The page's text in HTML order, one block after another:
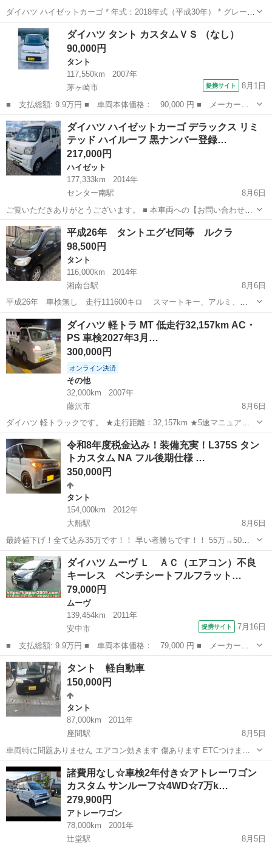
ダイハツ ハイゼットカーゴ * 年式：2018年式（平成30年） * グレー
ド：デラックス SA * 走行距離：123,000km * ミッション：AT（オー
トマチック） * 型式：EBD-S321V 現...
神奈川 相模原市 原当麻駅 ハイゼット
ダイハツ タント カスタムＶＳ （なし）
90,000円
タント
117,550km
2007年
茅ヶ崎市
提携サイト 8月1日
■ 支払総額: 9.9万円 ■ 車両本体価格： 90,000 円 ■ メーカー
名： ダイハツ ■ 車種名： タント ■ グレード名： カスタムＶ
Ｓ ■ 排気量： 660cc ■ ドア枚数： 5D ■ ミッション： AT4速...
神奈川 茅ヶ崎市
ダイハツ ハイゼットカーゴ デラックス リミ
テッド ハイルーフ 黒ナンバー登録…
217,000円
ハイゼット
177,333km
2014年
センター南駅
8月6日
ご覧いただきありがとうございます。 ■ 本車両への【お問い合わせ】
【無料お見積り】【在庫確認】は、お気軽にご連絡ください。 ■ 本車
両以外にも、「ジモティー」にておすすめの中古車を多数掲載してお
ります。 他の在庫車...
神奈川 横浜市 センター南駅 ハイゼット
平成26年 タントエグゼ同等 ルクラ
98,500円
タント
116,000km
2014年
湘南台駅
8月6日
平成26年 車検無し 走行111600キロ スマートキー、アルミ、
ETC、純正ナビ フルセグテレビ、Bluetooth付、外装は、リアハッチ
エンブレムあたりに、目立たない凹み、その他は、バンパーに、擦り
傷程度で、状態良好で...
神奈川 藤沢市 湘南台駅 ルクラ
ダイハツ 軽トラ MT 低走行32,157km AC・
PS 車検2027年3月…
300,000円
オンライン決済
その他
32,000km
2007年
藤沢市
8月6日
ダイハツ 軽トラックです。 ★走行距離：32,157km ★5速マニュアル
（MT） ★エアコン ★パワーステアリング ★車検：2027年3月30日ま
で 低走行で、走行状態・機関ともに良好です。 エンジン、ミッショ
ン、エア...
神奈川 藤沢市 その他
令和8年度税金込み！装備充実！L375S タン
トカスタム NA フル後期仕様 …
350,000円
タント
154,000km
2012年
大船駅
8月6日
最終値下げ！全て込み35万です！！ 早い者勝ちです！！ 55万→50万
→48万→45万 ◼️L375S タントカスタム フル後期仕様 ◇型式 L375S ◇
年式 平成24年 7月 ◇車検 令和9年12月17日...
神奈川 鎌倉市 大船駅 タント
ダイハツ ムーヴ Ｌ ＡＣ（エアコン）不良
キーレス ベンチシートフルフラット…
79,000円
ムーヴ
139,454km
2011年
安中市
提携サイト 7月16日
■ 支払総額: 9.9万円 ■ 車両本体価格： 79,000 円 ■ メーカー
名： ダイハツ ■ 車種名： ムーヴ ■ グレード名： Ｌ ＡＣ
（エアコン）不良 キーレス ベンチシートフルフラット 左右エア
バック パワステ ...
群馬 安中市 ムーヴ
タント 軽自動車
150,000円
タント
87,000km
2011年
座間駅
8月5日
車両特に問題ありません エアコン効きます 傷あります ETCつけます
ナビありません 宜しくお願い致します
神奈川 座間市 座間駅 タント 軽自動車
諸費用なし☆車検2年付き☆アトレーワゴン
カスタム サンルーフ☆4WD☆7万k…
279,900円
アトレーワゴン
78,000km
2001年
辻堂駅
8月5日